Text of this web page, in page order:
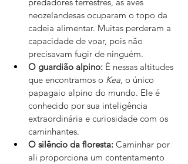
neozelandesas ocuparam o topo da
cadeia alimentar. Muitas perderam a
capacidade de voar, pois não
precisavam fugir de ninguém.
O guardião alpino: É nessas altitudes
que encontramos o Kea, o único
papagaio alpino do mundo. Ele é
conhecido por sua inteligência
extraordinária e curiosidade com os
caminhantes.
O silêncio da floresta: Caminhar por
ali proporciona um contentamento